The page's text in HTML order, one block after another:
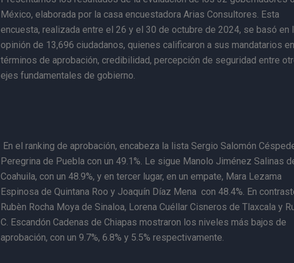
México, elaborada por la casa encuestadora Arias Consultores. Esta
encuesta, realizada entre el 26 y el 30 de octubre de 2024, se basó en
opinión de 13,696 ciudadanos, quienes calificaron a sus mandatarios en
términos de aprobación, credibilidad, percepción de seguridad entre
ejes fundamentales de gobierno.
En el ranking de aprobación, encabeza la lista Sergio Salomón
Peregrina de Puebla con un 49.1%. Le sigue Manolo Jiménez Salinas
Coahuila, con un 48.9%, y en tercer lugar, en un empate, Mara Lezama
Espinosa de Quintana Roo y Joaquín Díaz Mena con 48.4%. En
Rubèn Rocha Moya de Sinaloa, Lorena Cuéllar Cisneros de Tlaxcala y
C. Escandón Cadenas de Chiapas mostraron los niveles más bajos de
aprobación, con un 9.7%, 6.8% y 5.5% respectivamente.